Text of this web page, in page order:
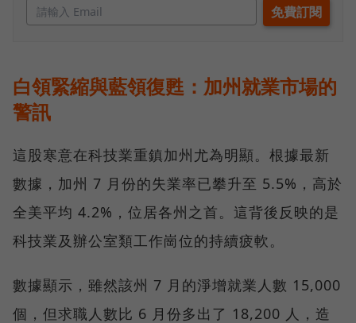
白領緊縮與藍領復甦：加州就業市場的
警訊
這股寒意在科技業重鎮加州尤為明顯。根據最新
數據，加州 7 月份的失業率已攀升至 5.5%，高於
全美平均 4.2%，位居各州之首。這背後反映的是
科技業及辦公室類工作崗位的持續疲軟。
數據顯示，雖然該州 7 月的淨增就業人數 15,000
個，但求職人數比 6 月份多出了 18,200 人，造